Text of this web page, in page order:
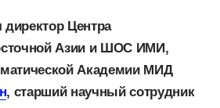
Центра
Азии и ШОС ИМИ,
Академии МИД
, старший научный сотрудник